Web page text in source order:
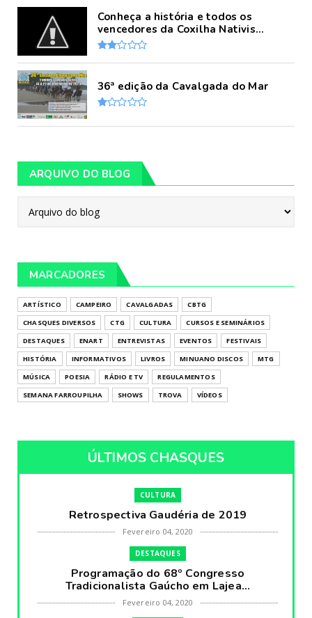
Conheça a história e todos os
vencedores da Coxilha Nativis...
36ª edição da Cavalgada do Mar
ARQUIVO DO BLOG
MARCADORES
ARTÍSTICO CAMPEIRO CAVALGADAS
CBTG
CHASQUES DIVERSOS
CTG CULTURA
CURSOS E SEMINÁRIOS
DESTAQUES
ENART ENTREVISTAS EVENTOS
FESTIVAIS
HISTÓRIA
INFORMATIVOS LIVROS MINUANO DISCOS
MTG
MÚSICA
POESIA RÁDIO E TV
REGULAMENTOS
SEMANA FARROUPILHA
SHOWS TROVA VÍDEOS
ÚLTIMOS CHASQUES
CULTURA
Retrospectiva Gaudéria de 2019
Fevereiro 04, 2020
DESTAQUES
Programação do 68º Congresso
Tradicionalista Gaúcho em Lajea...
Fevereiro 04, 2020